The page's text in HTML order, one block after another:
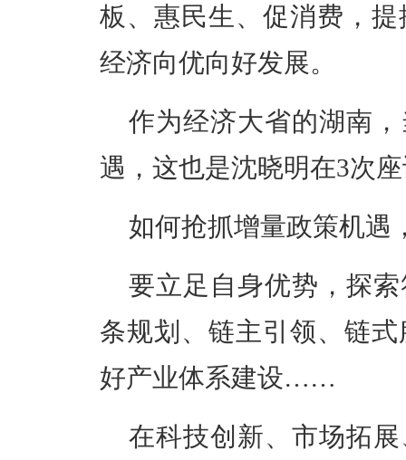
板、惠民生、促消费，
经济向优向好发展。
作为经济大省的湖南
遇，这也是沈晓明在3次
如何抢抓增量政策机遇
要立足自身优势，探
条规划、链主引领、链
好产业体系建设……
在科技创新、市场拓